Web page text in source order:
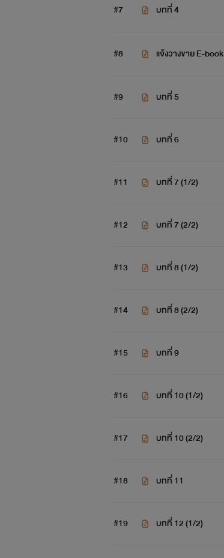
#7 บทที่ 4
#8 แจ้งวางขาย E-book
#9 บทที่ 5
#10 บทที่ 6
#11 บทที่ 7 (1/2)
#12 บทที่ 7 (2/2)
#13 บทที่ 8 (1/2)
#14 บทที่ 8 (2/2)
#15 บทที่ 9
#16 บทที่ 10 (1/2)
#17 บทที่ 10 (2/2)
#18 บทที่ 11
#19 บทที่ 12 (1/2)